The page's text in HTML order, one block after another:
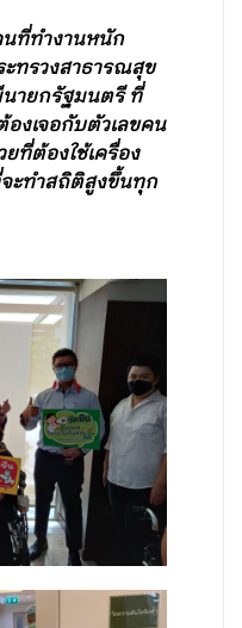
ที่ทำงานหนัก
ทรวงสาธารณสุข
นายกรัฐมนตรี ที่
องเจอกับตัวเลขคน
ที่ต้องใช้เครื่อง
ะทำสถิติสูงขึ้นทุก